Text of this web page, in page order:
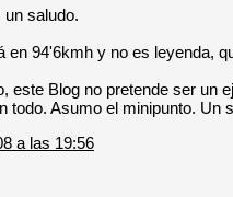
un saludo.
en 94'6kmh y no es leyenda,
este Blog no pretende ser un
todo. Asumo el minipunto. Un
a las 19:56